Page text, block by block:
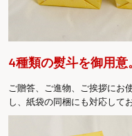
4種類の熨斗を御用意
ご贈答、ご進物、ご挨拶にお
し、紙袋の同梱にも対応して